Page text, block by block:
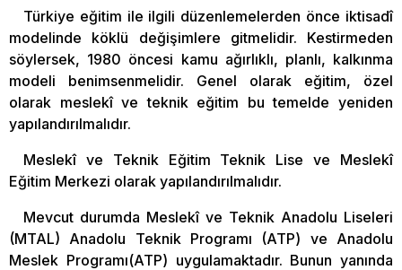
Türkiye eğitim ile ilgili düzenlemelerden önce iktisadî
modelinde köklü değişimlere gitmelidir. Kestirmeden
söylersek, 1980 öncesi kamu ağırlıklı, planlı, kalkınma
modeli benimsenmelidir. Genel olarak eğitim, özel
olarak meslekî ve teknik eğitim bu temelde yeniden
yapılandırılmalıdır.
Meslekî ve Teknik Eğitim Teknik Lise ve Meslekî
Eğitim Merkezi olarak yapılandırılmalıdır.
Mevcut durumda Meslekî ve Teknik Anadolu Liseleri
(MTAL) Anadolu Teknik Programı (ATP) ve Anadolu
Meslek Programı(ATP) uygulamaktadır. Bunun yanında